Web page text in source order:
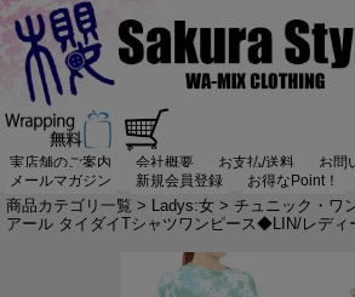
実店舗のご案内 会社概要 お支払/送料
お問
メールマガジン
新規会員登録 お得なPoint！
商品カテゴリ一覧 > Ladys:女 > チュニック・ワ
アール タイダイTシャツワンピース◆LIN/レディ